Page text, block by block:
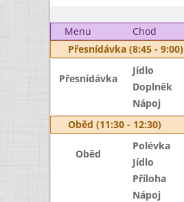
Menu
Chod
Přesnídávka (8:45 - 9:00)
Přesnídávka
Jídlo
Doplněk
Nápoj
Oběd (11:30 - 12:30)
Oběd
Polévka
Jídlo
Příloha
Nápoj